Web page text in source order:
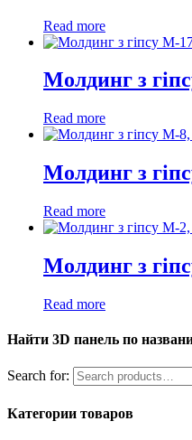
Read more
Молдинг з
Read more
Молдинг з
Read more
Молдинг з
Read more
Найти 3D панель по
Search for:
Категории товаров